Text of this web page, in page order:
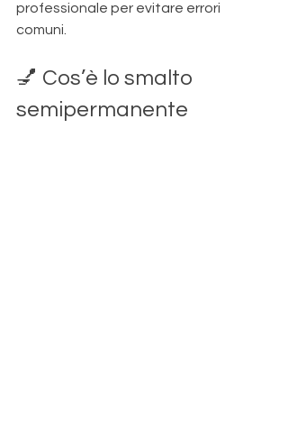
professionale per evitare errori
comuni.
💅 Cos’è lo smalto
semipermanente